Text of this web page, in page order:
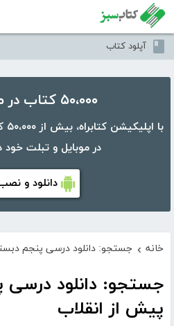
آپلود کتاب
۵۰،۰۰۰ کتاب در موبایل شما
در موبایل و تبلت خود
دانلود و
خانه › جستجو: دانلود درسی پنجم
جستجو: دانلود درسی
پیش از انقلاب